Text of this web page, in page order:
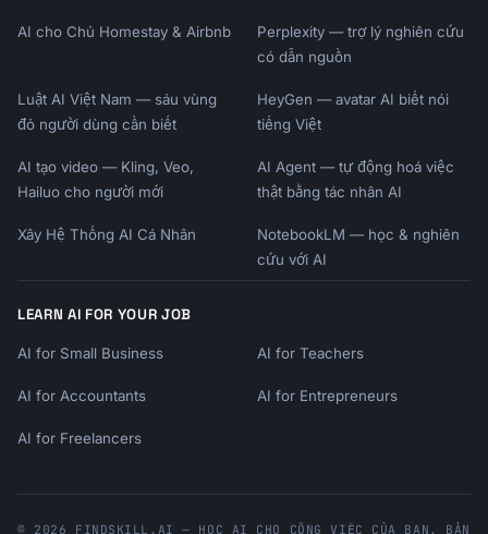
AI cho Chủ Homestay & Airbnb
Perplexity — trợ lý nghiên cứu
có dẫn nguồn
Luật AI Việt Nam — sáu vùng
đỏ người dùng cần biết
HeyGen — avatar AI biết nói
tiếng Việt
AI tạo video — Kling, Veo,
Hailuo cho người mới
AI Agent — tự động hoá việc
thật bằng tác nhân AI
Xây Hệ Thống AI Cá Nhân
NotebookLM — học & nghiên
cứu với AI
LEARN AI FOR YOUR JOB
AI for Small Business AI for Teachers
AI for Accountants AI for Entrepreneurs
AI for Freelancers
© 2026 FINDSKILL.AI — HỌC AI CHO CÔNG VIỆC CỦA BẠN. BẢN